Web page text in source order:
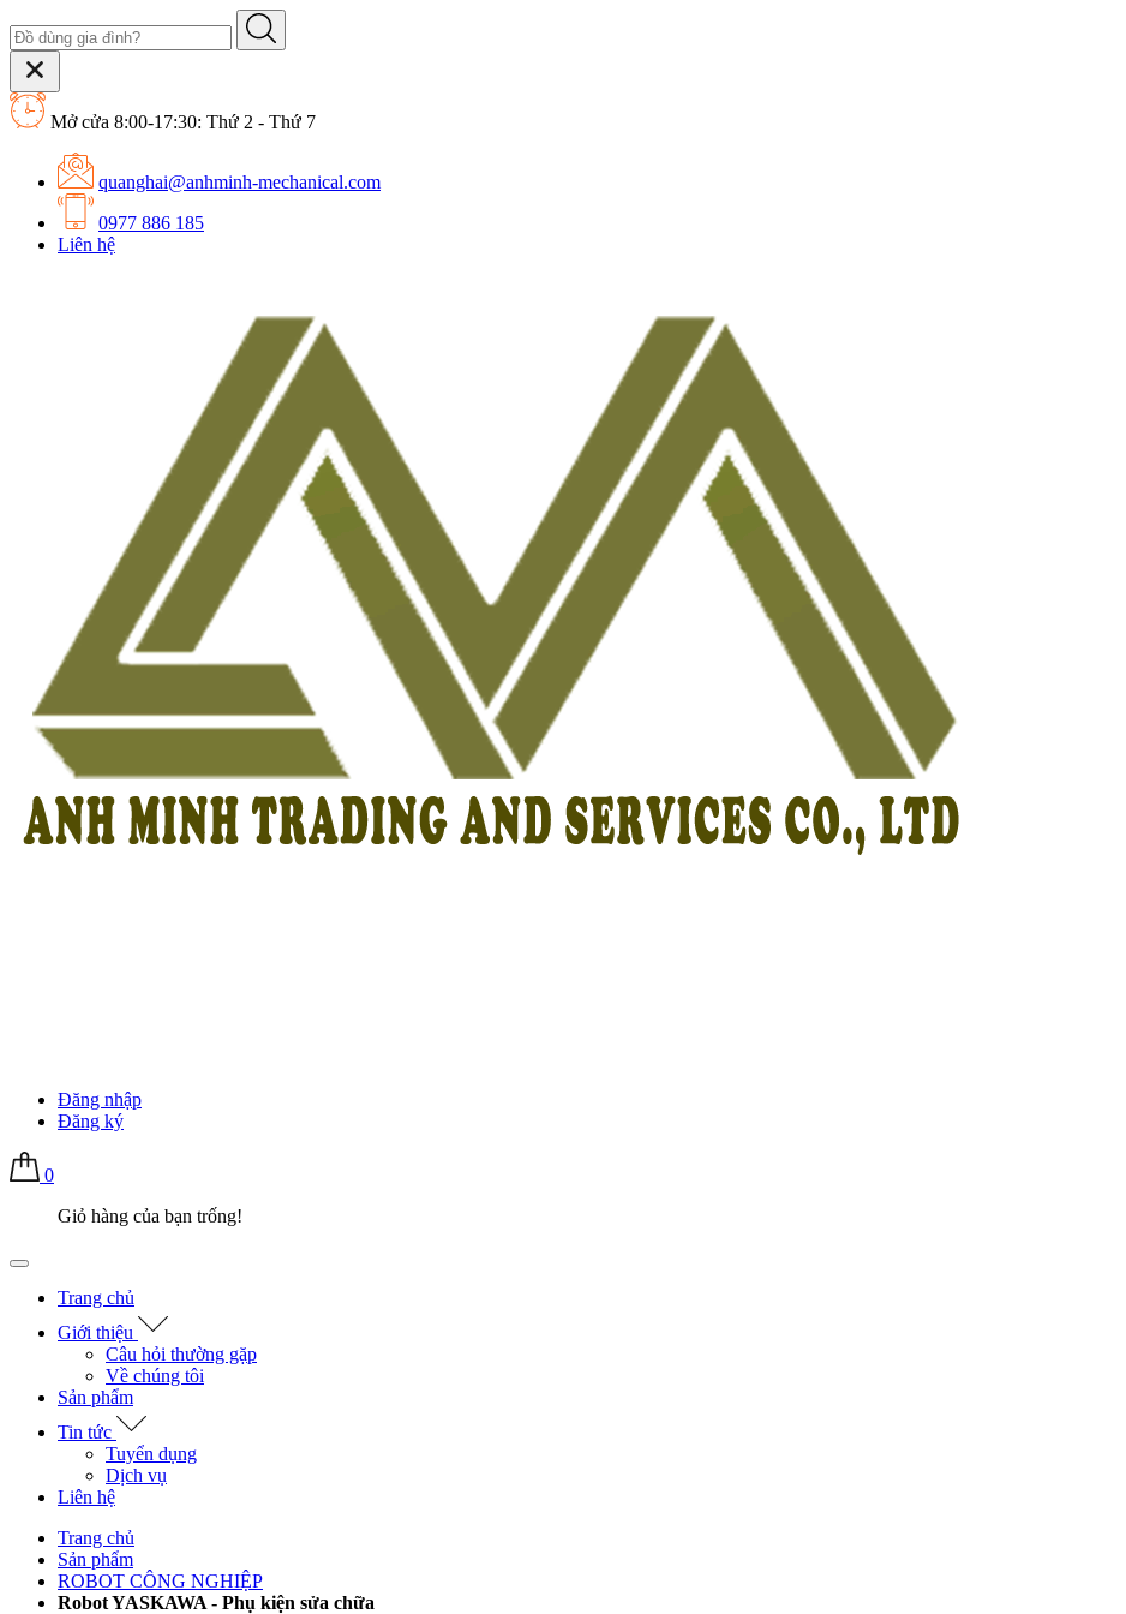
Mở cửa 8:00-17:30: Thứ 2 - Thứ 7
quanghai@anhminh-mechanical.com
0977 886 185
Liên hệ
Đăng nhập
Đăng ký
0
Giỏ hàng của bạn trống!
Trang chủ
Giới thiệu
Câu hỏi thường gặp
Về chúng tôi
Sản phẩm
Tin tức
Tuyển dụng
Dịch vụ
Liên hệ
Trang chủ
Sản phẩm
ROBOT CÔNG NGHIỆP
Robot YASKAWA - Phụ kiện sửa chữa